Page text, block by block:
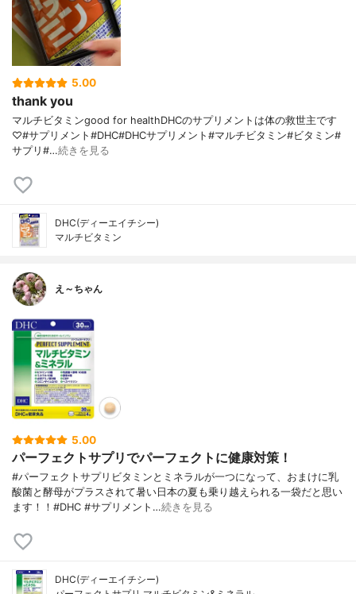
5.00
thank you
マルチビタミンgood for healthDHCのサプリメントは体の救世主です
♡#サプリメント#DHC#DHCサプリメント#マルチビタミン#ビタミン#
サプリ#…続きを見る
DHC(ディーエイチシー)
マルチビタミン
え～ちゃん
5.00
パーフェクトサプリでパーフェクトに健康対策！
#パーフェクトサプリビタミンとミネラルが一つになって、おまけに乳
酸菌と酵母がプラスされて暑い日本の夏も乗り越えられる一袋だと思い
ます！！#DHC #サプリメント…続きを見る
DHC(ディーエイチシー)